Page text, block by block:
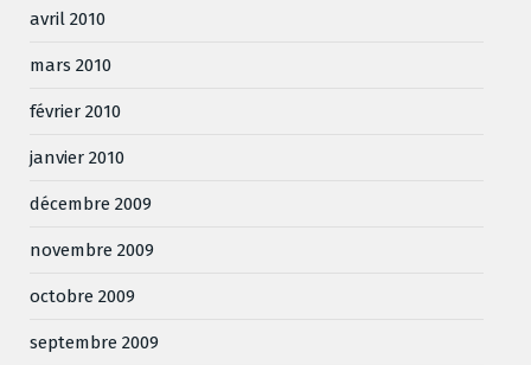
avril 2010
mars 2010
février 2010
janvier 2010
décembre 2009
novembre 2009
octobre 2009
septembre 2009